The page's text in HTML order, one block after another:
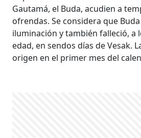
Gautamá, el Buda, acudien a
ofrendas. Se considera que
iluminación y también falleció, a
edad, en sendos días de Vesak.
origen en el primer mes del